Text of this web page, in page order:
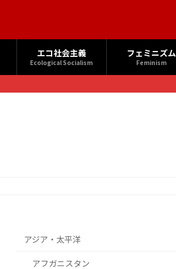
エコ社会主義
Ecological Socialism
フェミニズム
Feminism
アジア・太平洋
アフガニスタン